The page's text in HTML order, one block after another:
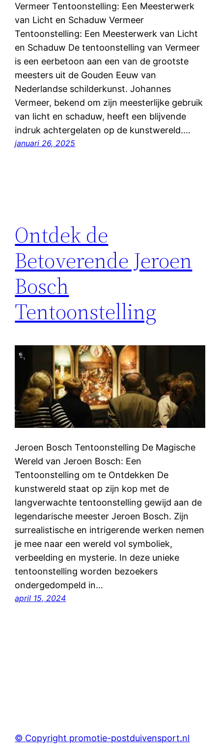
Vermeer Tentoonstelling: Een Meesterwerk
van Licht en Schaduw Vermeer
Tentoonstelling: Een Meesterwerk van Licht
en Schaduw De tentoonstelling van Vermeer
is een eerbetoon aan een van de grootste
meesters uit de Gouden Eeuw van
Nederlandse schilderkunst. Johannes
Vermeer, bekend om zijn meesterlijke gebruik
van licht en schaduw, heeft een blijvende
indruk achtergelaten op de kunstwereld.…
januari 26, 2025
Ontdek de
Betoverende Jeroen
Bosch
Tentoonstelling
Jeroen Bosch Tentoonstelling De Magische
Wereld van Jeroen Bosch: Een
Tentoonstelling om te Ontdekken De
kunstwereld staat op zijn kop met de
langverwachte tentoonstelling gewijd aan de
legendarische meester Jeroen Bosch. Zijn
surrealistische en intrigerende werken nemen
je mee naar een wereld vol symboliek,
verbeelding en mysterie. In deze unieke
tentoonstelling worden bezoekers
ondergedompeld in…
april 15, 2024
© Copyright promotie-postduivensport.nl